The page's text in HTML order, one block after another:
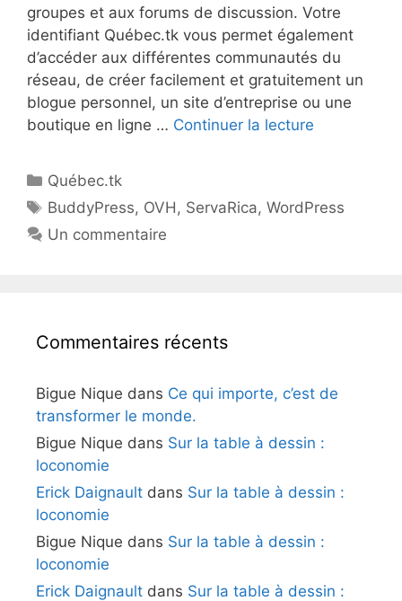
groupes et aux forums de discussion. Votre
identifiant Québec.tk vous permet également
d’accéder aux différentes communautés du
réseau, de créer facilement et gratuitement un
blogue personnel, un site d’entreprise ou une
boutique en ligne … Continuer la lecture
Québec.tk
BuddyPress, OVH , ServaRica,WordPress
Un commentaire
Commentaires récents
Bigue Nique dans Ce qui importe, c’est de
transformer le monde.
Bigue Nique dans Sur la table à dessin :
loconomie
Erick Daignault dans Sur la table à dessin :
loconomie
Bigue Nique dans Sur la table à dessin :
loconomie
Erick Daignault dans Sur la table à dessin :